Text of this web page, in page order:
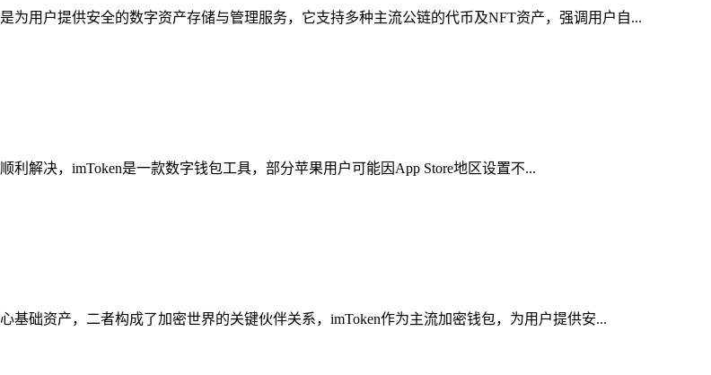
为用户提供安全的数字资产存储与管理服务，它支持多种主流公链的代币及NFT资产，强调用户自...
解决，imToken是一款数字钱包工具，部分苹果用户可能因App Store地区设置不...
基础资产，二者构成了加密世界的关键伙伴关系，imToken作为主流加密钱包，为用户提供安...